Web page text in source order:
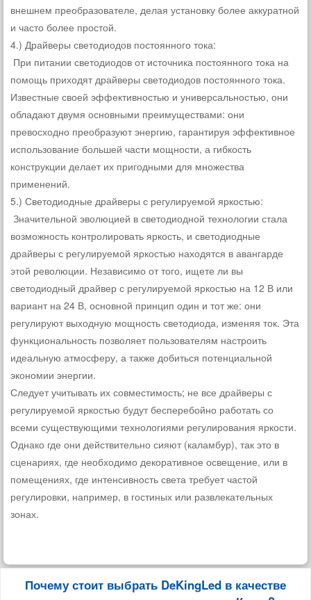
внешнем преобразователе, делая установку более аккуратной
и часто более простой.
4.) Драйверы светодиодов постоянного тока:
При питании светодиодов от источника постоянного тока на
помощь приходят драйверы светодиодов постоянного тока.
Известные своей эффективностью и универсальностью, они
обладают двумя основными преимуществами: они
превосходно преобразуют энергию, гарантируя эффективное
использование большей части мощности, а гибкость
конструкции делает их пригодными для множества
применений.
5.) Светодиодные драйверы с регулируемой яркостью:
Значительной эволюцией в светодиодной технологии стала
возможность контролировать яркость, и светодиодные
драйверы с регулируемой яркостью находятся в авангарде
этой революции. Независимо от того, ищете ли вы
светодиодный драйвер с регулируемой яркостью на 12 В или
вариант на 24 В, основной принцип один и тот же: они
регулируют выходную мощность светодиода, изменяя ток. Эта
функциональность позволяет пользователям настроить
идеальную атмосферу, а также добиться потенциальной
экономии энергии.
Следует учитывать их совместимость; не все драйверы с
регулируемой яркостью будут бесперебойно работать со
всеми существующими технологиями регулирования яркости.
Однако где они действительно сияют (каламбур), так это в
сценариях, где необходимо декоративное освещение, или в
помещениях, где интенсивность света требует частой
регулировки, например, в гостиных или развлекательных
зонах.
Почему стоит выбрать DeKingLed в качестве